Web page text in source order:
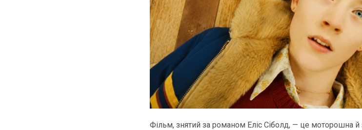
Фільм, знятий за романом Еліс Сіболд, — це моторошна й